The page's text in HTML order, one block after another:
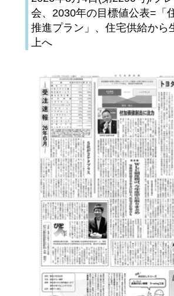
会、2030年の目標値公表=「
推進プラン」、住宅供給から
上へ